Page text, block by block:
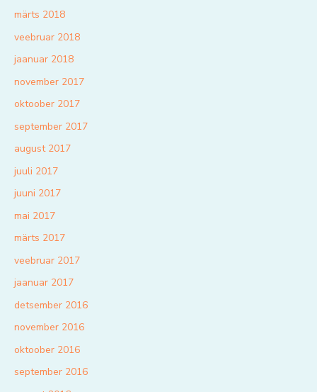
märts 2018
veebruar 2018
jaanuar 2018
november 2017
oktoober 2017
september 2017
august 2017
juuli 2017
juuni 2017
mai 2017
märts 2017
veebruar 2017
jaanuar 2017
detsember 2016
november 2016
oktoober 2016
september 2016